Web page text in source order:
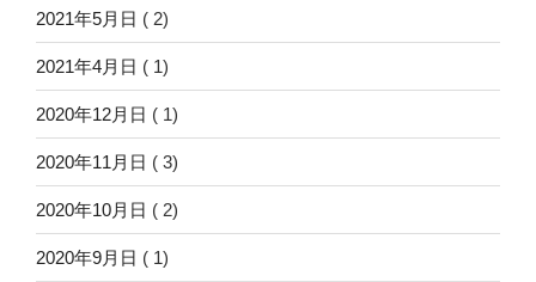
2021年5月日 ( 2)
2021年4月日 ( 1)
2020年12月日 ( 1)
2020年11月日 ( 3)
2020年10月日 ( 2)
2020年9月日 ( 1)